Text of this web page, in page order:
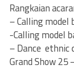
Rangkaian
– Calling
-Calling model
– Dance ethnic
Grand Show 25